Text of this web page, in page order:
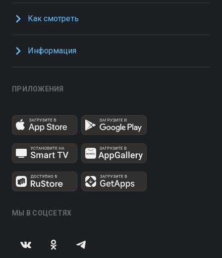
Как смотреть
Информация
ПРИЛОЖЕНИЯ
МЫ В СОЦСЕТЯХ